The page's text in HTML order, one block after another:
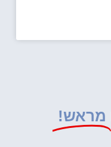
מראש!